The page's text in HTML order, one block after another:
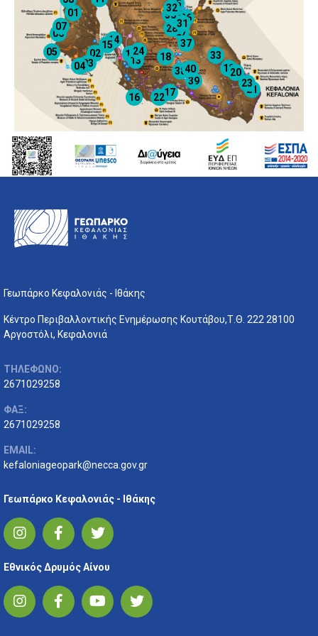
01
02
03
04
05
06
07
12
13
14
15
16 17
18
1920
21
22
23
24
25
26
27
28
29
30
31
32
33
37
38
39
40
Γεωπάρκο Κεφαλονιάς - Ιθάκης
Κέντρο Περιβαλλοντικής Ενημέρωσης Κουτάβου,Τ.Θ. 222 28100
Αργοστόλι, Κεφαλονιά
ΤΗΛΕΦΩΝΟ:
2671029258
ΦΑΞ:
2671029258
EMAIL:
kefaloniageopark@necca.gov.gr
Γεωπάρκο Κεφαλονιάς - Ιθάκης
Εθνικός Δρυμός Αίνου